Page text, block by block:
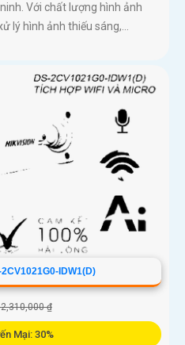
Với chất lượng hình ảnh
lý hình ảnh thiếu sáng,...
IDW1(D)
₫
Mại: 30%